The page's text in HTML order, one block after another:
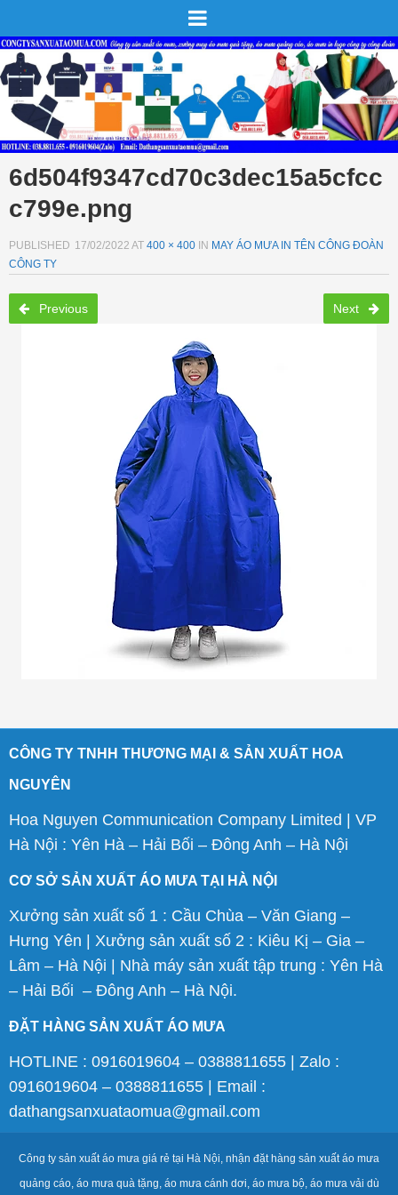
6d504f9347cd70c3dec15a5cfcc
c799e.png
PUBLISHED 17/02/2022 AT 400 × 400 IN MAY ÁO MƯA IN TÊN CÔNG ĐOÀN
CÔNG TY
Previous Next
CÔNG TY TNHH THƯƠNG MẠI & SẢN XUẤT HOA
NGUYÊN
Hoa Nguyen Communication Company Limited | VP
Hà Nội : Yên Hà – Hải Bối – Đông Anh – Hà Nội
CƠ SỞ SẢN XUẤT ÁO MƯA TẠI HÀ NỘI
Xưởng sản xuất số 1 : Cầu Chùa – Văn Giang –
Hưng Yên | Xưởng sản xuất số 2 : Kiêu Kị – Gia –
Lâm – Hà Nội | Nhà máy sản xuất tập trung : Yên Hà
– Hải Bối – Đông Anh – Hà Nội.
ĐẶT HÀNG SẢN XUẤT ÁO MƯA
HOTLINE : 0916019604 – 0388811655 | Zalo :
0916019604 – 0388811655 | Email :
dathangsanxuataomua@gmail.com
Công ty sản xuất áo mưa giá rẻ tại Hà Nội, nhận đặt hàng sản xuất áo mưa
quảng cáo, áo mưa quà tặng, áo mưa cánh dơi, áo mưa bộ, áo mưa vải dù